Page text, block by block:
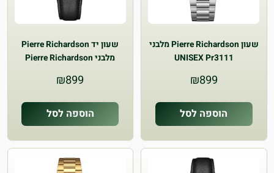
שעון Pierre Richardson מלבני
UNISEX Pr3111
₪899
הוספה לסל
שעון יד Pierre Richardson
מלבני Pierre Richardson
₪899
הוספה לסל